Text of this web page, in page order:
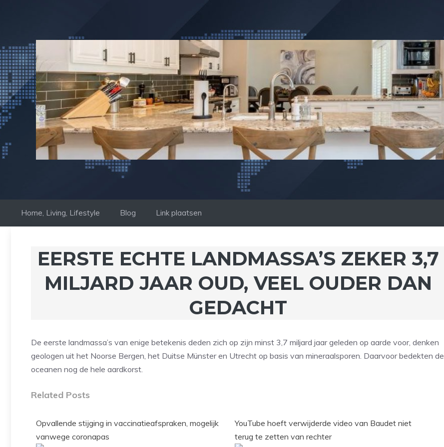
inhoud
Home, Living, Lifestyle Blog Link plaatsen
EERSTE ECHTE LANDMASSA’S ZEKER 3,7
MILJARD JAAR OUD, VEEL OUDER DAN
GEDACHT
De eerste landmassa’s van enige betekenis deden zich op zijn minst 3,7 miljard jaar geleden op aarde voor, denken
geologen uit het Noorse Bergen, het Duitse Münster en Utrecht op basis van mineraalsporen. Daarvoor bedekten de
oceanen nog de hele aardkorst.
Related Posts
Opvallende stijging in vaccinatieafspraken, mogelijk
vanwege coronapas
YouTube hoeft verwijderde video van Baudet niet
terug te zetten van rechter